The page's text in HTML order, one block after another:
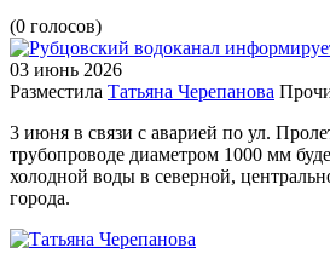
(0 голосов)
03 июнь 2026
Разместила Татьяна Черепанова
3 июня в связи с аварией по ул.
трубопроводе диаметром 1000 мм
холодной воды в северной,
города.